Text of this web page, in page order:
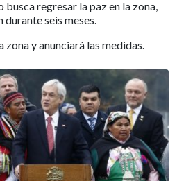
regresar la paz en la zona,
seis meses.
y anunciará las medidas.